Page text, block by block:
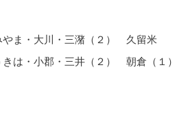
ま・大川・三潴（２） 久留米
は・小郡・三井（２） 朝倉（１）